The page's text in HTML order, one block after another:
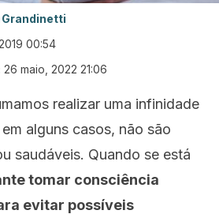
00:54
26 maio, 2022 21:06
realizar uma infinidade
alguns casos, não são
saudáveis. Quando se está
tomar consciência
evitar possíveis